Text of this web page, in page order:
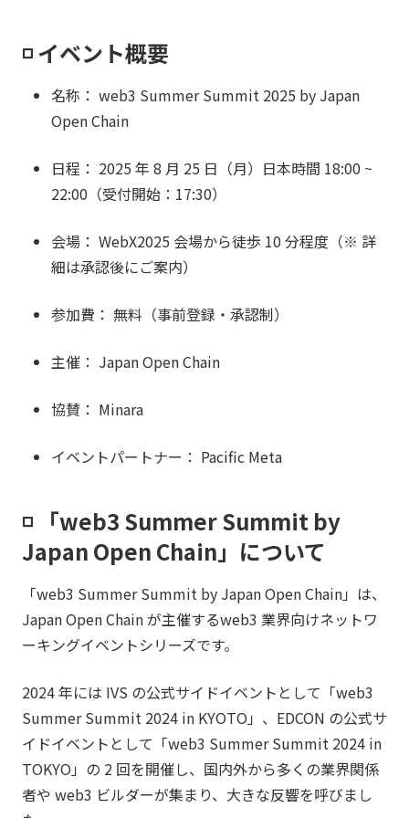
◽️ イベント概要
名称： web3 Summer Summit 2025 by Japan
Open Chain
日程： 2025 年 8 月 25 日（月）日本時間 18:00 ~
22:00（受付開始：17:30）
会場： WebX2025 会場から徒歩 10 分程度（※ 詳
細は承認後にご案内）
参加費： 無料（事前登録・承認制）
主催： Japan Open Chain
協賛： Minara
イベントパートナー： Pacific Meta
◽️ 「web3 Summer Summit by
Japan Open Chain」について
「web3 Summer Summit by Japan Open Chain」は、
Japan Open Chain が主催するweb3 業界向けネットワ
ーキングイベントシリーズです。
2024 年には IVS の公式サイドイベントとして「web3
Summer Summit 2024 in KYOTO」、EDCON の公式サ
イドイベントとして「web3 Summer Summit 2024 in
TOKYO」の 2 回を開催し、国内外から多くの業界関係
者や web3 ビルダーが集まり、大きな反響を呼びまし